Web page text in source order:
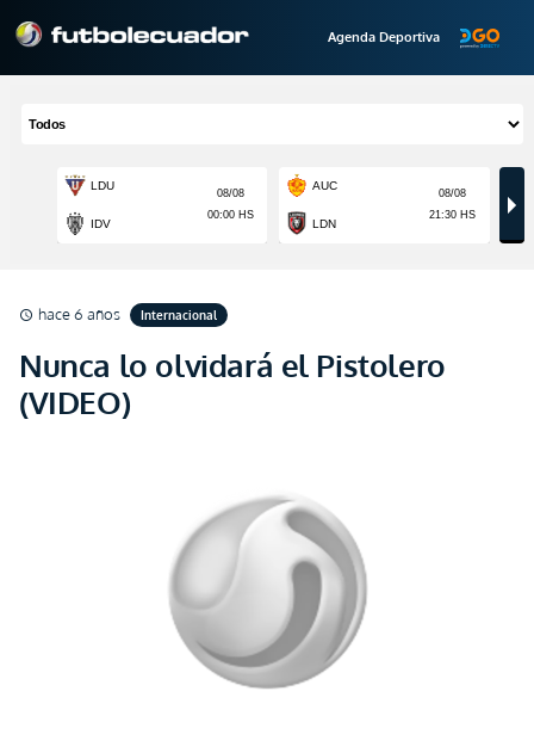
Agenda Deportiva
schedule hace 6 años Internacional
Nunca lo olvidará el Pistolero
(VIDEO)